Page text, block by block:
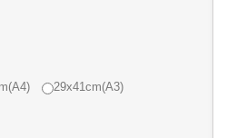
29x41cm(A3)